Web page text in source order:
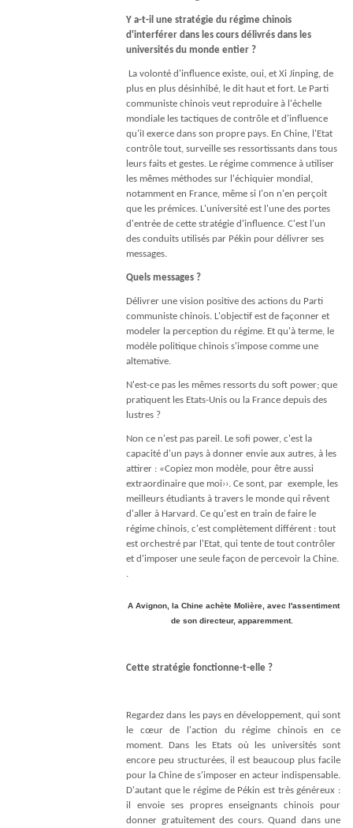
Y a-t-il une stratégie du régime chinois
d'interférer dans les cours délivrés dans les
universités du monde entier ?
La volonté d'inﬂuence existe, oui, et Xi Jinping, de
plus en plus désinhibé, le dit haut et fort. Le Parti
communiste chinois veut reproduire à l'échelIe
mondiale les tactiques de contrôle et d'inﬂuence
qu'iI exerce dans son propre pays. En Chine, l'Etat
contrôle tout, surveille ses ressortissants dans tous
leurs faits et gestes. Le régime commence à utiliser
les mêmes méthodes sur l'échiquier mondial,
notamment en France, même si I'on n'en perçoit
que les prémices. L'université est l'une des portes
d'entrée de cette stratégie d'inﬂuence. C'est l'un
des conduits utilisés par Pékin pour délivrer ses
messages.
Quels messages ?
Délivrer une vision positive des actions du Parti
communiste chinois. L'objectif est de façonner et
modeler la perception du régime. Et qu'à terme, le
modèle politique chinois s'impose comme une
altemative.
N'est-ce pas les mêmes ressorts du soft power; que
pratiquent les Etats-Unis ou la France depuis des
lustres ?
Non ce n'est pas pareil. Le soﬁ power, c'est la
capacité d'un pays à donner envie aux autres, à les
attirer : «Copiez mon modèle, pour être aussi
extraordinaire que moi››. Ce sont, par exemple, les
meilleurs étudiants à travers le monde qui rêvent
d'aller à Harvard. Ce qu'est en train de faire le
régime chinois, c'est complètement différent : tout
est orchestré par l'Etat, qui tente de tout contrôler
et d'imposer une seule façon de percevoir la Chine.
.
A Avignon, la Chine achète Molière, avec l'assentiment
de son directeur, apparemment.
Cette stratégie fonctionne-t-elle ?
Regardez dans les pays en développement, qui sont
le cœur de l'action du régime chinois en ce
moment. Dans les Etats où les universités sont
encore peu structurées, il est beaucoup plus facile
pour la Chine de s'imposer en acteur indispensable.
D'autant que le régime de Pékin est très généreux :
il envoie ses propres enseignants chinois pour
donner gratuitement des cours. Quand dans une